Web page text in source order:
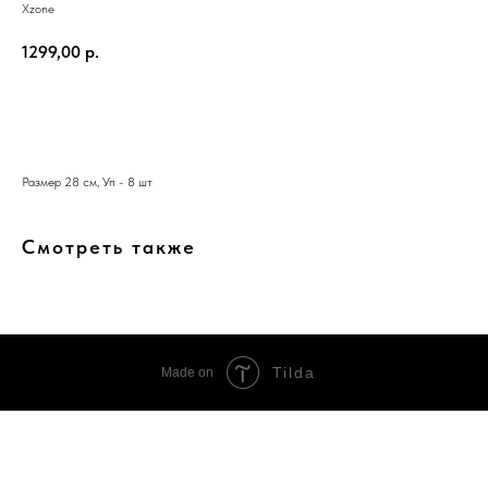
Xzone
1299,00 р.
Размер 28 см, Уп - 8 шт
Смотреть также
Made on Tilda